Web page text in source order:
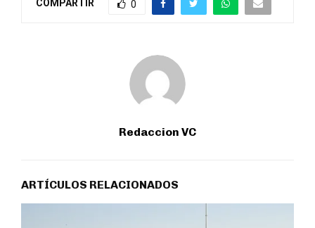
COMPARTIR 0
Redaccion VC
ARTÍCULOS RELACIONADOS